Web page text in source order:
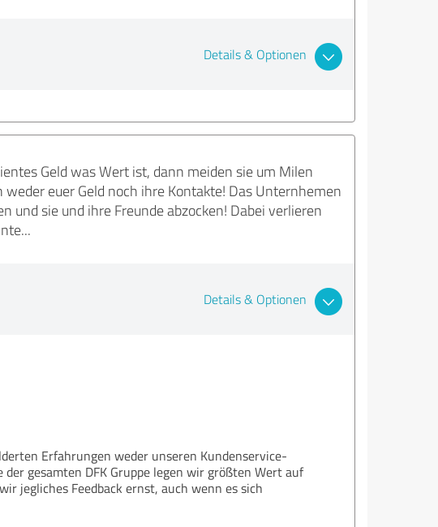
Details & Optionen
Geld was Wert ist, dann meiden sie um Milen
euer Geld noch ihre Kontakte! Das Unternhemen
und sie und ihre Freunde abzocken! Dabei verlieren
Details & Optionen
Erfahrungen weder unseren Kundenservice-
gesamten DFK Gruppe legen wir größten Wert auf
jegliches Feedback ernst, auch wenn es sich